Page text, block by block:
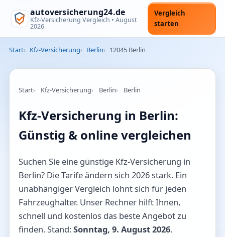
autoversicherung24.de
Kfz-Versicherung Vergleich • August
2026
Vergleich
starten
Start Kfz-Versicherung Berlin 12045 Berlin
Start Kfz-Versicherung Berlin Berlin
Kfz-Versicherung in Berlin:
Günstig & online vergleichen
Suchen Sie eine günstige Kfz-Versicherung in
Berlin? Die Tarife ändern sich 2026 stark. Ein
unabhängiger Vergleich lohnt sich für jeden
Fahrzeughalter. Unser Rechner hilft Ihnen,
schnell und kostenlos das beste Angebot zu
finden. Stand:Sonntag, 9. August 2026.